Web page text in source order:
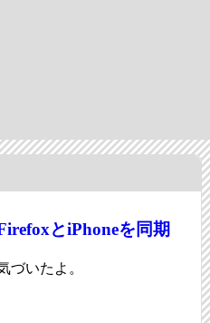
とiPhoneを同期
づいたよ。